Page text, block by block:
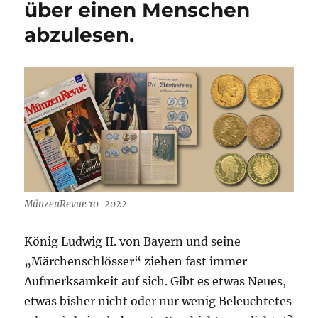
über einen Menschen
abzulesen.
MünzenRevue 10-2022
König Ludwig II. von Bayern und seine
„Märchenschlösser“ ziehen fast immer
Aufmerksamkeit auf sich. Gibt es etwas Neues,
etwas bisher nicht oder nur wenig Beleuchtetes